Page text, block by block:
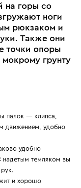
на горы со
ноги
рюкзаком и
Также они
точки опоры
грунту
палок — клипса,
движением, удобно
удобно
надетым темляком вы
и хорошо